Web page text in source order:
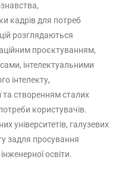
кадрів для потреб
розглядаються
проєктуванням,
інтелектуальними
інтелекту,
та створенням сталих
користувачів.
університетів, галузевих
задля просування
освіти.